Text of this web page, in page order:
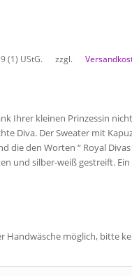
(1) UStG. zzgl.
Ihrer kleinen Prinzessin
Diva. Der Sweater mit
den Worten “ Royal
und silber-weiß gestreift.
Handwäsche möglich, bitte